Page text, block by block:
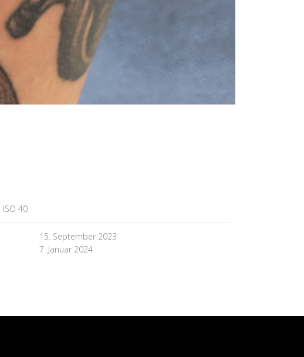
ISO 40
15. September 2023
7. Januar 2024